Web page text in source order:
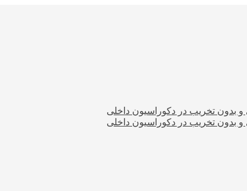
و بدون تخریب در دکوراسیون داخلی
و بدون تخریب در دکوراسیون داخلی